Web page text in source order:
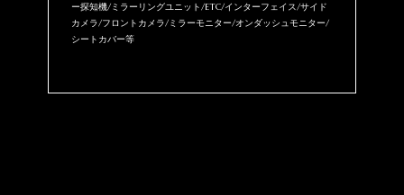
ー探知機/ミラーリングユニット/ETC/インターフェイス/サイド
カメラ/フロントカメラ/ミラーモニター/オンダッシュモニター/
シートカバー等